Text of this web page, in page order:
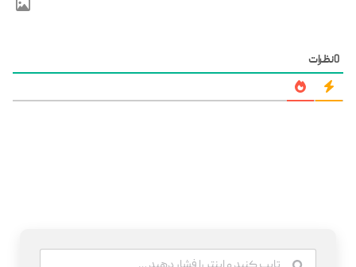
نظرات